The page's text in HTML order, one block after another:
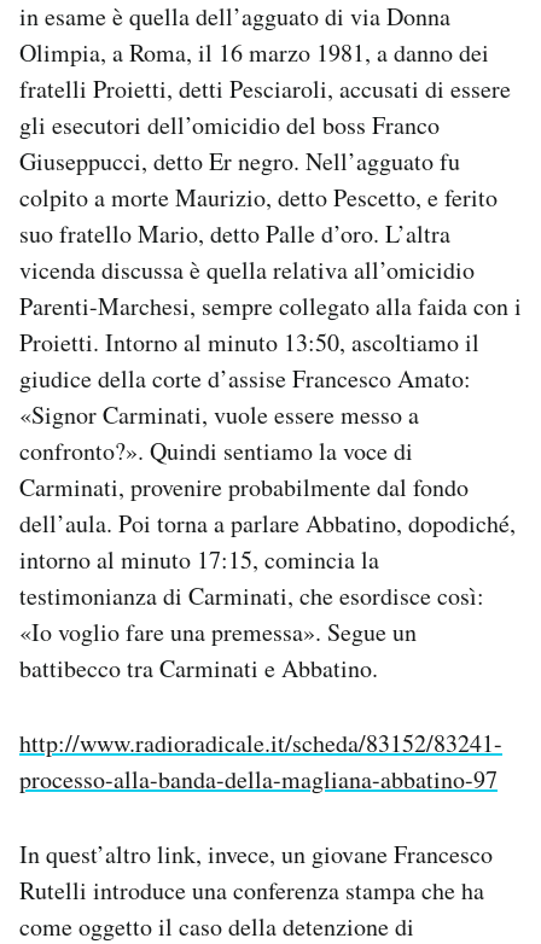
AREA PERSONALE
Area Personale
Newsletter
Notifiche mobile
Regala il Post
in esame è quella dell’agguato di via Donna
Olimpia, a Roma, il 16 marzo 1981, a danno dei
fratelli Proietti, detti Pesciaroli, accusati di essere
gli esecutori dell’omicidio del boss Franco
Giuseppucci, detto Er negro. Nell’agguato fu
colpito a morte Maurizio, detto Pescetto, e ferito
suo fratello Mario, detto Palle d’oro. L’altra
vicenda discussa è quella relativa all’omicidio
Parenti-Marchesi, sempre collegato alla faida con i
Proietti. Intorno al minuto 13:50, ascoltiamo il
giudice della corte d’assise Francesco Amato:
«Signor Carminati, vuole essere messo a
confronto?». Quindi sentiamo la voce di
Carminati, provenire probabilmente dal fondo
dell’aula. Poi torna a parlare Abbatino, dopodiché,
intorno al minuto 17:15, comincia la
testimonianza di Carminati, che esordisce così:
«Io voglio fare una premessa». Segue un
battibecco tra Carminati e Abbatino.
http://www.radioradicale.it/scheda/83152/83241-
processo-alla-banda-della-magliana-abbatino-97
In quest’altro link, invece, un giovane Francesco
Rutelli introduce una conferenza stampa che ha
come oggetto il caso della detenzione di